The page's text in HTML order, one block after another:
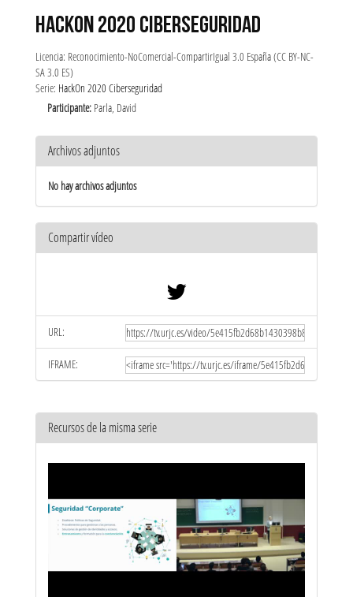
HACKON 2020 CIBERSEGURIDAD
Licencia: Reconocimiento-NoComercial-CompartirIgual 3.0 España (CC BY-NC-
SA 3.0 ES)
Serie: HackOn 2020 Ciberseguridad
Participante: Parla, David
Archivos adjuntos
No hay archivos adjuntos
Compartir vídeo
URL:
IFRAME:
Recursos de la misma serie